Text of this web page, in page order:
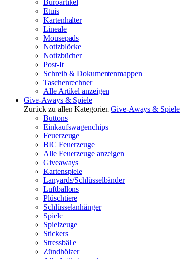
Büroartikel
Etuis
Kartenhalter
Lineale
Mousepads
Notizblöcke
Notizbücher
Post-It
Schreib & Dokumentenmappen
Taschenrechner
Alle Artikel anzeigen
Give-Aways & Spiele
Zurück zu allen Kategorien Give-Aways & Spiele
Buttons
Einkaufswagenchips
Feuerzeuge
BIC Feuerzeuge
Alle Feuerzeuge anzeigen
Giveaways
Kartenspiele
Lanyards/Schlüsselbänder
Luftballons
Plüschtiere
Schlüsselanhänger
Spiele
Spielzeuge
Stickers
Stressbälle
Zündhölzer